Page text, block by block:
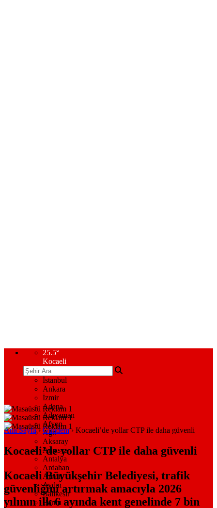
25.5°
Kocaeli
İstanbul
Ankara
İzmir
Adana
Adıyaman
Afyon
Ağrı
Aksaray
Amasya
Antalya
Ardahan
Artvin
Aydın
Balıkesir
Bartın
Ana Sayfa› Gündem› Kocaeli’de yollar CTP ile daha güvenli
Kocaeli’de yollar CTP ile daha güvenli
Kocaeli Büyükşehir Belediyesi, trafik
güvenliğini artırmak amacıyla 2026
yılının ilk 6 ayında kent genelinde 7 bin